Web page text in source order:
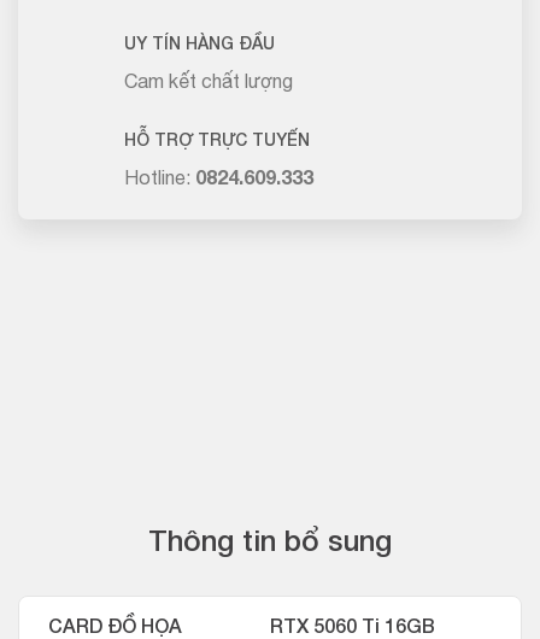
UY TÍN HÀNG ĐẦU
Cam kết chất lượng
HỖ TRỢ TRỰC TUYẾN
Hotline: 0824.609.333
Thông tin bổ sung
CARD ĐỒ HỌA RTX 5060 Ti 16GB